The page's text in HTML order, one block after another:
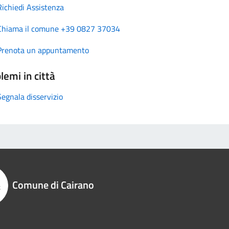
Assistenza
il comune +39 0827 37034
un appuntamento
in città
disservizio
Comune di Cairano